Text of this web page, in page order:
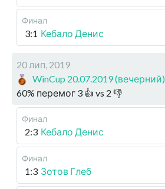
Финал
3:1 Кебало Денис
20 лип, 2019
WinCup 20.07.2019 (вечерний)
60% перемог 3 👍 vs 2 👎
Финал
2:3 Кебало Денис
Финал
1:3 Зотов Глеб